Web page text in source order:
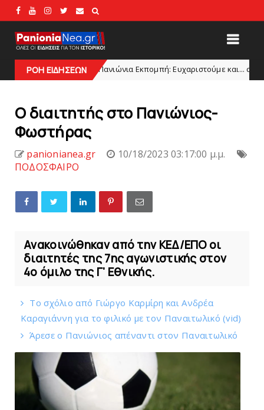
ΡΟΗ ΕΙΔΗΣΕΩΝ
Πανιώνια Εκπομπή: Eυχαριστούμε και... συνεχίζουμε!
O διαιτητής στο Πανιώνιος-
Φωστήρας
panionianea.gr
10/18/2023 03:17:00 μ.μ.
ΠΟΔΟΣΦΑΙΡΟ
Ανακοινώθηκαν από την ΚΕΔ/ΕΠΟ οι
διαιτητές της 7ης αγωνιστικής στον
4ο όμιλο της Γ' Εθνικής.
Το σχόλιο από Γιώργο Καρμίρη και Ανδρέα
Καραγιάννη για το φιλικό με τoν Παναιτωλικό (vid)
Άρεσε ο Πανιώνιος απέναντι στoν Παναιτωλικό